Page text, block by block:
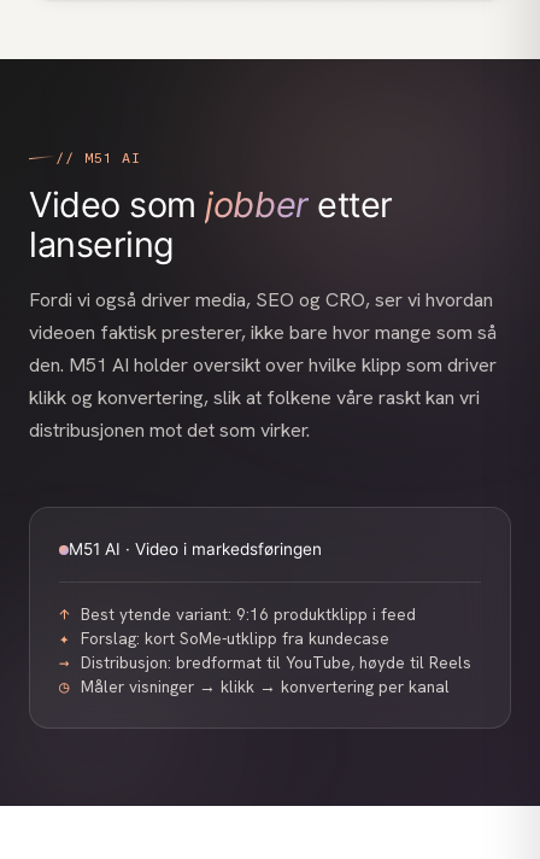
// M51 AI
Video som jobberetter
lansering
Fordi vi også driver media, SEO og CRO, ser vi hvordan
videoen faktisk presterer, ikke bare hvor mange som så
den. M51 AI holder oversikt over hvilke klipp som driver
klikk og konvertering, slik at folkene våre raskt kan vri
distribusjonen mot det som virker.
M51 AI · Video i markedsføringen
↑ Best ytende variant: 9:16 produktklipp i feed
✦ Forslag: kort SoMe-utklipp fra kundecase
→ Distribusjon: bredformat til YouTube, høyde til Reels
◷ Måler visninger → klikk → konvertering per kanal